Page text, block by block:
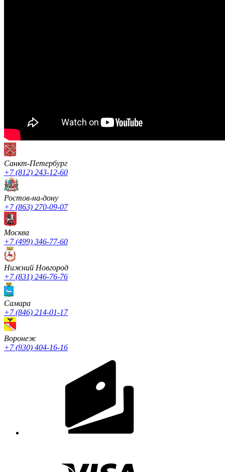
Санкт-Петербург
+7 (812) 243-12-60
Ростов-на-дону
+7 (863) 270-09-07
Москва
+7 (499) 346-77-60
Нижний Новгород
+7 (831) 246-76-76
Cамара
+7 (846) 214-01-17
Воронеж
+7 (930) 404-16-16